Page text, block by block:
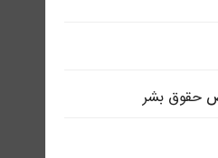
حقوق بشر